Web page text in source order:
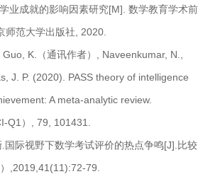
业成就的影响因素研究[M]. 数学教育学术前
师范大学出版社, 2020.
K.（通讯作者）, Naveenkumar, N.,
J. P. (2020). PASS theory of intelligence
A meta-analytic review.
Q1）, 79, 101431.
.国际视野下数学考试评价的热点争鸣[J].比较
,2019,41(11):72-79.